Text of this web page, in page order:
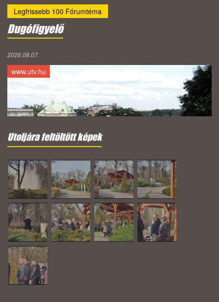
Legfrissebb 100 Fórumtéma
Dugófigyelő
2026.08.07.
www.utv.hu
Utoljára feltöltött képek